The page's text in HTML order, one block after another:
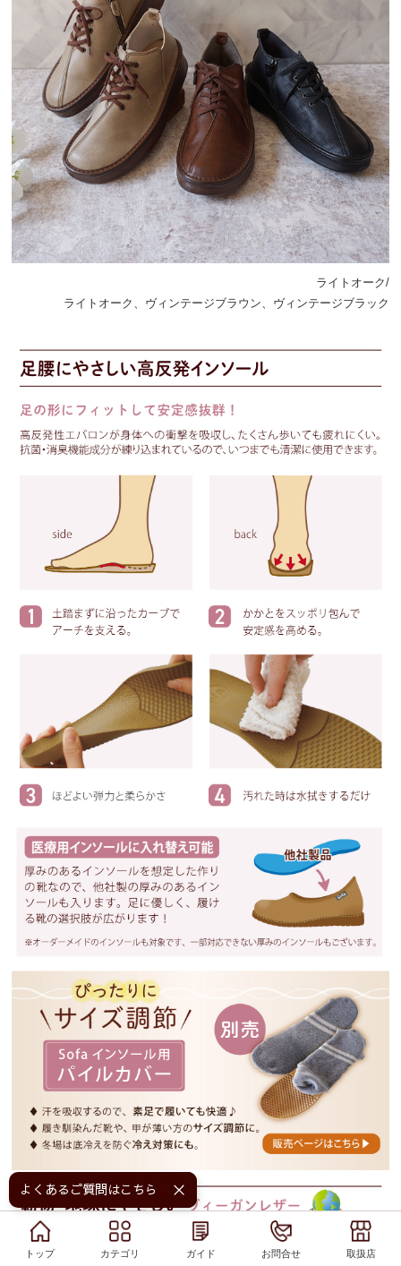
トップ カテゴリ ガイド お問合せ 取扱店
ライトオーク/
ライトオーク、ヴィンテージブラウン、ヴィンテージブラック
トップ カテゴリ ガイド お問合せ 取扱店
よくあるご質問はこちら！